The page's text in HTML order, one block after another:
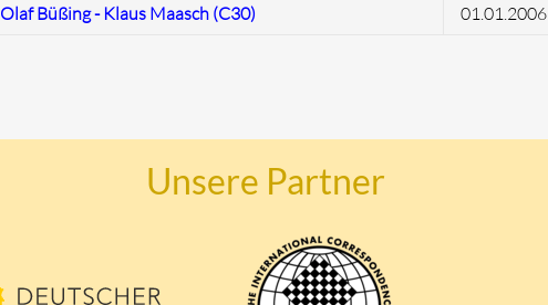
Olaf Büßing - Klaus Maasch (C30)
01.01.2006
Unsere Partner